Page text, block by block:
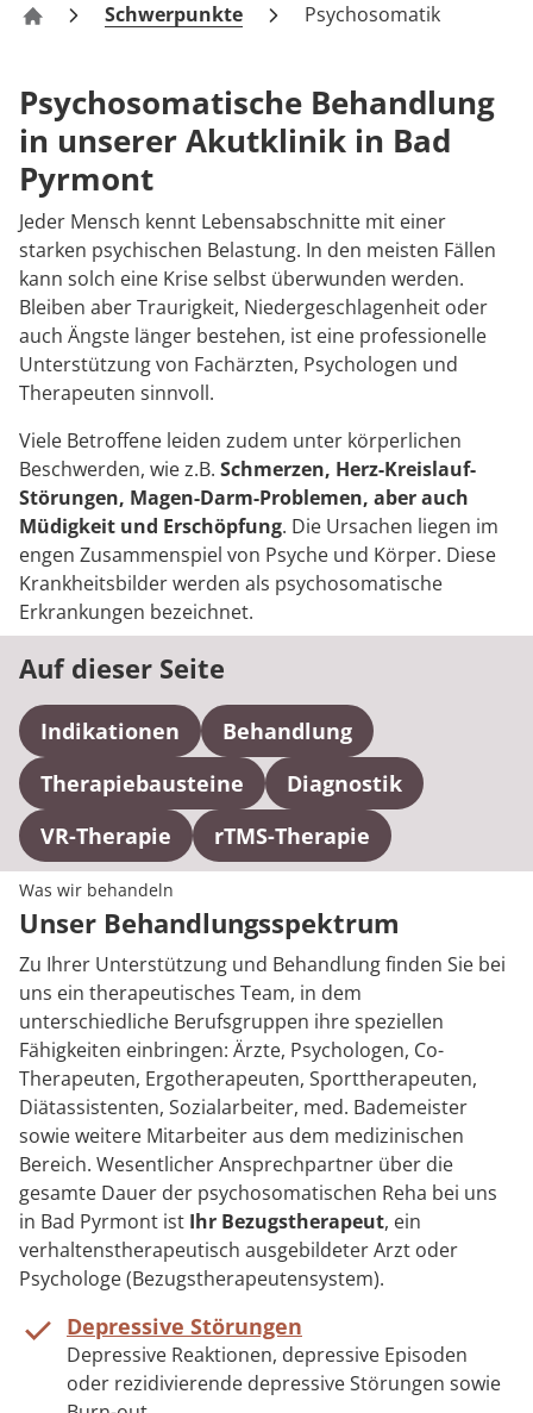
Blog
Karriere
Zentrum für Verhaltensmedizin Bad Pyrmont –
Schwerpunkte Psychosomatik
Psychosomatische Behandlung
in unserer Akutklinik in Bad
Pyrmont
Jeder Mensch kennt Lebensabschnitte mit einer
starken psychischen Belastung. In den meisten Fällen
kann solch eine Krise selbst überwunden werden.
Bleiben aber Traurigkeit, Niedergeschlagenheit oder
auch Ängste länger bestehen, ist eine professionelle
Unterstützung von Fachärzten, Psychologen und
Therapeuten sinnvoll.
Viele Betroffene leiden zudem unter körperlichen
Beschwerden, wie z.B. Schmerzen, Herz-Kreislauf-
Störungen, Magen-Darm-Problemen, aber auch
Müdigkeit und Erschöpfung. Die Ursachen liegen im
engen Zusammenspiel von Psyche und Körper. Diese
Krankheitsbilder werden als psychosomatische
Erkrankungen bezeichnet.
Auf dieser Seite
Indikationen
Behandlung
Therapiebausteine
Diagnostik
VR-Therapie
rTMS-Therapie
Was wir behandeln
Unser Behandlungsspektrum
Zu Ihrer Unterstützung und Behandlung finden Sie bei
uns ein therapeutisches Team, in dem
unterschiedliche Berufsgruppen ihre speziellen
Fähigkeiten einbringen: Ärzte, Psychologen, Co-
Therapeuten, Ergotherapeuten, Sporttherapeuten,
Diätassistenten, Sozialarbeiter, med. Bademeister
sowie weitere Mitarbeiter aus dem medizinischen
Bereich. Wesentlicher Ansprechpartner über die
gesamte Dauer der psychosomatischen Reha bei uns
in Bad Pyrmont ist Ihr Bezugstherapeut, ein
verhaltenstherapeutisch ausgebildeter Arzt oder
Psychologe (Bezugstherapeutensystem).
Depressive Störungen
Depressive Reaktionen, depressive Episoden
oder rezidivierende depressive Störungen sowie